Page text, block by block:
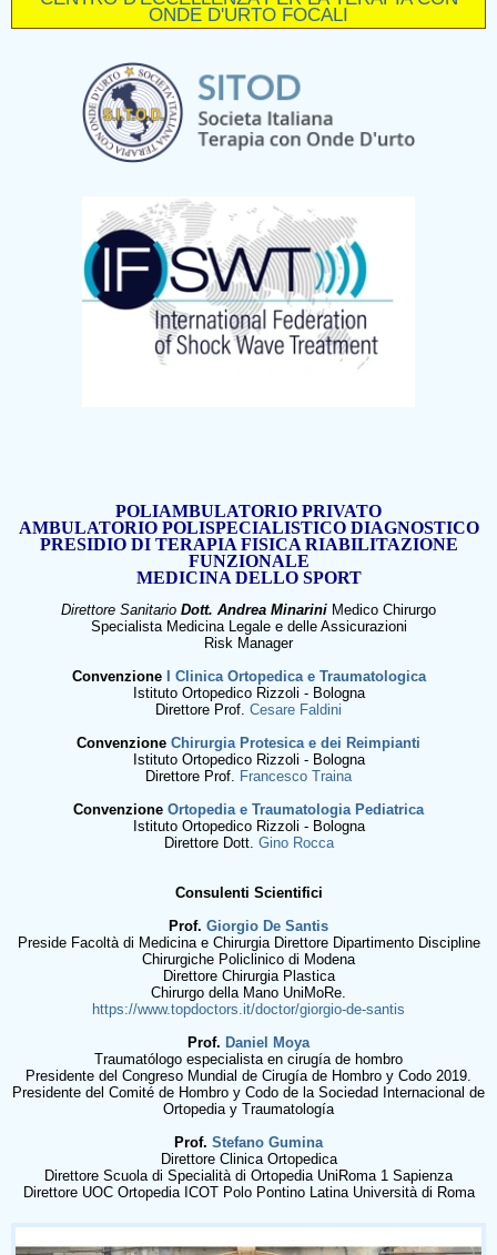
ONDE D'URTO FOCALI
POLIAMBULATORIO PRIVATO
AMBULATORIO POLISPECIALISTICO DIAGNOSTICO
PRESIDIO DI TERAPIA FISICA RIABILITAZIONE
FUNZIONALE
MEDICINA DELLO SPORT
Direttore Sanitario Dott. Andrea Minarini Medico Chirurgo
Specialista Medicina Legale e delle Assicurazioni
Risk Manager
Convenzione I Clinica Ortopedica e Traumatologica
Istituto Ortopedico Rizzoli - Bologna
Direttore Prof. Cesare Faldini
Convenzione Chirurgia Protesica e dei Reimpianti
Istituto Ortopedico Rizzoli - Bologna
Direttore Prof. Francesco Traina
Convenzione Ortopedia e Traumatologia Pediatrica
Istituto Ortopedico Rizzoli - Bologna
Direttore Dott. Gino Rocca
Consulenti Scientifici
Prof. Giorgio De Santis
Preside Facoltà di Medicina e Chirurgia Direttore Dipartimento Discipline
Chirurgiche Policlinico di Modena
Direttore Chirurgia Plastica
Chirurgo della Mano UniMoRe.
https://www.topdoctors.it/doctor/giorgio-de-santis
Prof. Daniel Moya
Traumatólogo especialista en cirugía de hombro
Presidente del Congreso Mundial de Cirugía de Hombro y Codo 2019.​
Presidente del Comité de Hombro y Codo de la Sociedad Internacional de
Ortopedia y Traumatología
Prof. Stefano Gumina
Direttore Clinica Ortopedica
Direttore Scuola di Specialità di Ortopedia UniRoma 1 Sapienza
Direttore UOC Ortopedia ICOT Polo Pontino Latina Università di Roma